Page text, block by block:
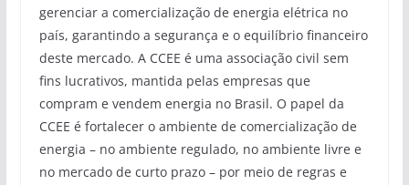
gerenciar a comercialização de energia elétrica no
país, garantindo a segurança e o equilíbrio financeiro
deste mercado. A CCEE é uma associação civil sem
fins lucrativos, mantida pelas empresas que
compram e vendem energia no Brasil. O papel da
CCEE é fortalecer o ambiente de comercialização de
energia – no ambiente regulado, no ambiente livre e
no mercado de curto prazo – por meio de regras e